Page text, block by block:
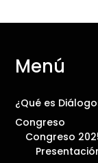
Menú
¿Qué es
Congreso
Congreso